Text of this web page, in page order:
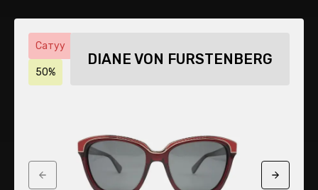
Сатуу
50%
DIANE VON FURSTENBERG
Previous slide Next